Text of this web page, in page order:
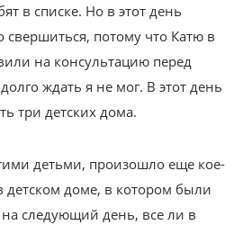
в списке. Но в этот день
потому что Катю в
на консультацию перед
ждать я не мог. В этот день
три детских дома.
детьми, произошло еще кое-
детском доме, в котором были
следующий день, все ли в